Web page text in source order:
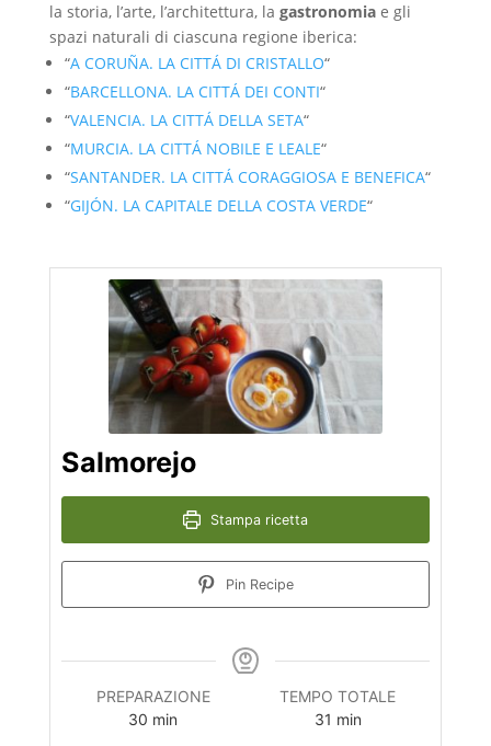
la storia, l’arte, l’architettura, la gastronomiae gli
spazi naturali di ciascuna regione iberica:
“A CORUÑA. LA CITTÁ DI CRISTALLO“
“BARCELLONA. LA CITTÁ DEI CONTI“
“VALENCIA. LA CITTÁ DELLA SETA“
“MURCIA. LA CITTÁ NOBILE E LEALE“
“SANTANDER. LA CITTÁ CORAGGIOSA E BENEFICA“
“GIJÓN. LA CAPITALE DELLA COSTA VERDE“
Salmorejo
Stampa ricetta
Pin Recipe
PREPARAZIONE
30 minuti
min
TEMPO TOTALE
31 minuti
min